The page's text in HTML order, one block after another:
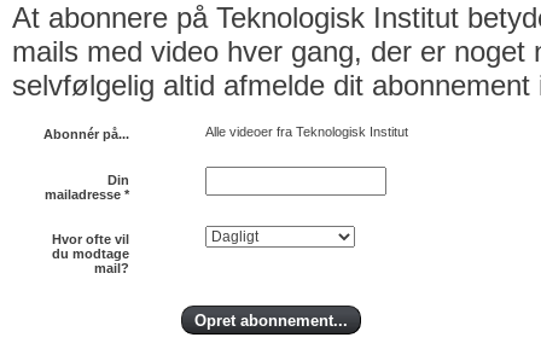
At abonnere på Teknologisk Institut
mails med video hver gang, der er noget
selvfølgelig altid afmelde dit abonnement
Abonnér på... Alle videoer fra Teknologisk Institut
Din
mailadresse *
Hvor ofte vil
du modtage
mail?